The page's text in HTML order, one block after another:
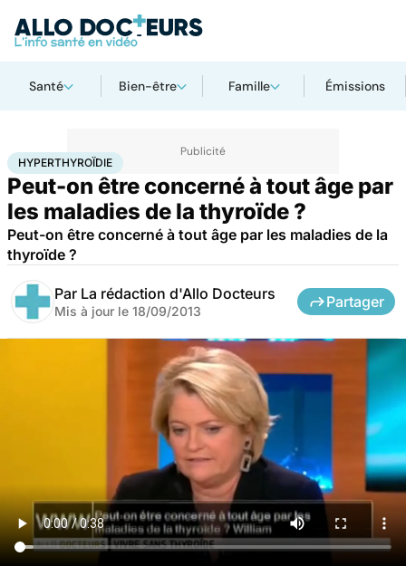
Santé Bien-être Famille Émissions
AccueilSantéMaladies Hyperthyroïdie
HYPERTHYROÏDIE
Peut-on être concerné à tout âge par
les maladies de la thyroïde ?
Peut-on être concerné à tout âge par les maladies de la
thyroïde ?
Par La rédaction d'Allo Docteurs
Mis à jour le 18/09/2013
Partager